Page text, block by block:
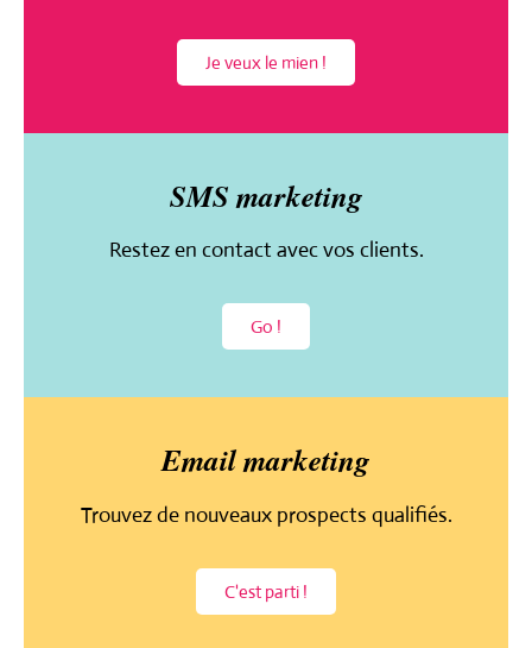
Je veux le mien !
SMS marketing
Restez en contact avec vos clients.
Go !
Email marketing
Trouvez de nouveaux prospects qualifiés.
C'est parti !